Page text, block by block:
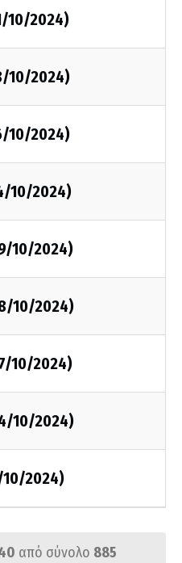
10/2024)
10/2024)
10/2024)
10/2024)
10/2024)
10/2024)
10/2024)
10/2024)
2024)
από σύνολο 885